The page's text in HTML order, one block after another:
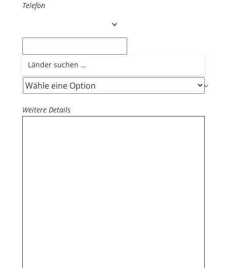
Telefon
Wie hast du von uns erfahren?
Weitere Details